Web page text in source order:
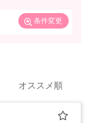
条件変更
オススメ順